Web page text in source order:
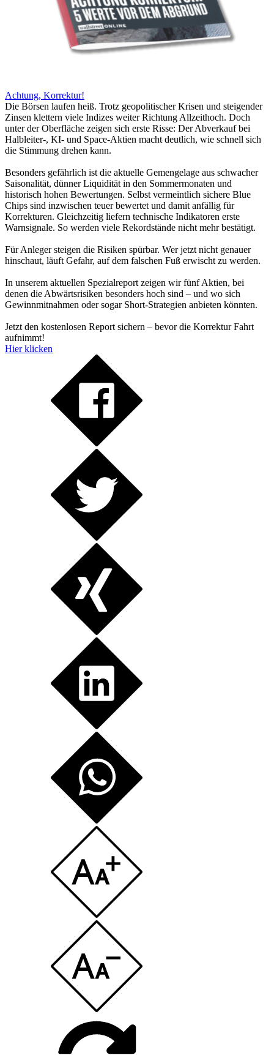
Achtung, Korrektur!
Die Börsen laufen heiß. Trotz geopolitischer Krisen und steigender
Zinsen klettern viele Indizes weiter Richtung Allzeithoch. Doch
unter der Oberfläche zeigen sich erste Risse: Der Abverkauf bei
Halbleiter-, KI- und Space-Aktien macht deutlich, wie schnell sich
die Stimmung drehen kann.
Besonders gefährlich ist die aktuelle Gemengelage aus schwacher
Saisonalität, dünner Liquidität in den Sommermonaten und
historisch hohen Bewertungen. Selbst vermeintlich sichere Blue
Chips sind inzwischen teuer bewertet und damit anfällig für
Korrekturen. Gleichzeitig liefern technische Indikatoren erste
Warnsignale. So werden viele Rekordstände nicht mehr bestätigt.
Für Anleger steigen die Risiken spürbar. Wer jetzt nicht genauer
hinschaut, läuft Gefahr, auf dem falschen Fuß erwischt zu werden.
In unserem aktuellen Spezialreport zeigen wir fünf Aktien, bei
denen die Abwärtsrisiken besonders hoch sind – und wo sich
Gewinnmitnahmen oder sogar Short-Strategien anbieten könnten.
Jetzt den kostenlosen Report sichern – bevor die Korrektur Fahrt
aufnimmt!
Hier klicken